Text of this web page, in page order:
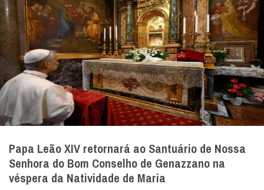
Papa Leão XIV retornará ao Santuário de Nossa
Senhora do Bom Conselho de Genazzano na
véspera da Natividade de Maria